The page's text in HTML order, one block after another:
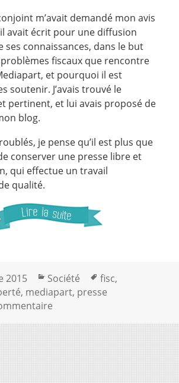
m’avait demandé mon avis
avait écrit pour une diffusion
ses connaissances, dans le but
problèmes fiscaux que rencontre
et pourquoi il est
soutenir. J’avais trouvé le
pertinent, et lui avais proposé de
blog.
je pense qu’il est plus que
conserver une presse libre et
qui effectue un travail
qualité.
2015 Catégories
Société
Mots-
clés
fisc,
, mediapart, presse